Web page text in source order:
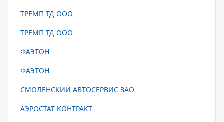
ТРЕМП ТД ООО
ТРЕМП ТД ООО
ФАЭТОН
ФАЭТОН
СМОЛЕНСКИЙ АВТОСЕРВИС ЗАО
АЭРОСТАТ КОНТРАКТ